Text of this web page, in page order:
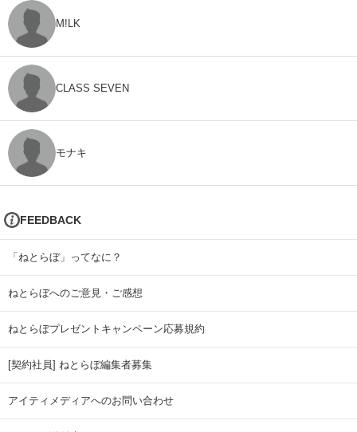
M!LK
CLASS SEVEN
モナキ
FEEDBACK
「ねとらぼ」ってなに？
ねとらぼへのご意見・ご感想
ねとらぼプレゼントキャンペーン応募規約
[契約社員] ねとらぼ編集者募集
アイティメディアへのお問い合わせ